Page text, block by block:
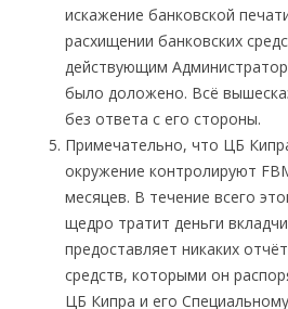
искажение банковской
расхищении банковских
действующим
было доложено. Всё
без ответа с его стороны.
Примечательно, что ЦБ
окружение контролируют
месяцев. В течение всего
щедро тратит деньги
предоставляет никаких
средств, которыми он
ЦБ Кипра и его